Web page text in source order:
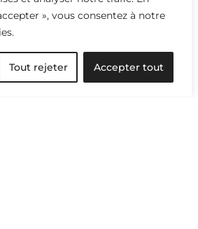
», vous consentez à notre
Tout rejeter Accepter tout